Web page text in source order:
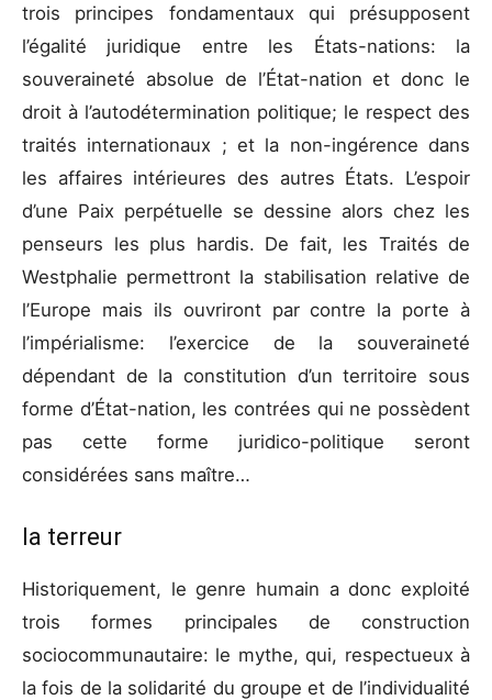
trois principes fondamentaux qui présupposent
l’égalité juridique entre les États-nations: la
souveraineté absolue de l’État-nation et donc le
droit à l’autodétermination politique; le respect des
traités internationaux ; et la non-ingérence dans
les affaires intérieures des autres États. L’espoir
d’une Paix perpétuelle se dessine alors chez les
penseurs les plus hardis. De fait, les Traités de
Westphalie permettront la stabilisation relative de
l’Europe mais ils ouvriront par contre la porte à
l’impérialisme: l’exercice de la souveraineté
dépendant de la constitution d’un territoire sous
forme d’État-nation, les contrées qui ne possèdent
pas cette forme juridico-politique seront
considérées sans maître…
la terreur
Historiquement, le genre humain a donc exploité
trois formes principales de construction
sociocommunautaire: le mythe, qui, respectueux à
la fois de la solidarité du groupe et de l’individualité